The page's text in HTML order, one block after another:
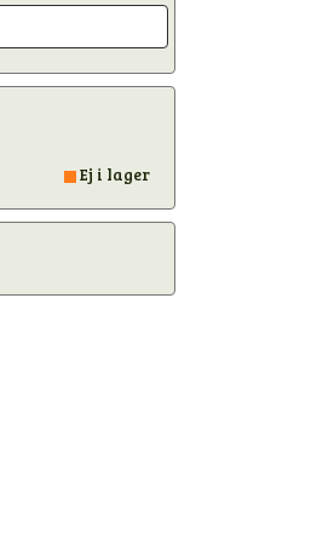
Ej i lager